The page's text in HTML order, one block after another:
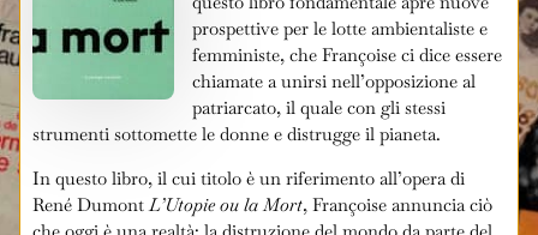
prospettive per le lotte ambientaliste e
femministe, che Françoise ci dice essere
chiamate a unirsi nell’opposizione al
patriarcato, il quale con gli stessi
strumenti sottomette le donne e distrugge il pianeta.
In questo libro, il cui titolo è un riferimento all’opera di
René Dumont L’Utopie ou la Mort, Françoise annuncia ciò